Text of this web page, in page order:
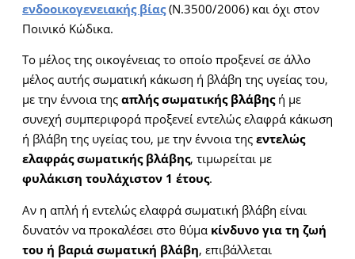
ενδοοικογενειακής βίας(Ν.3500/2006) και όχι στον
Ποινικό Κώδικα.
Το μέλος της οικογένειας το οποίο προξενεί σε άλλο
μέλος αυτής σωματική κάκωση ή βλάβη της υγείας του,
με την έννοια της απλής σωματικής βλάβηςή με
συνεχή συμπεριφορά προξενεί εντελώς ελαφρά κάκωση
ή βλάβη της υγείας του, με την έννοια της εντελώς
ελαφράς σωματικής βλάβης, τιμωρείται με
φυλάκιση τουλάχιστον 1 έτους.
Αν η απλή ή εντελώς ελαφρά σωματική βλάβη είναι
δυνατόν να προκαλέσει στο θύμα κίνδυνο για τη ζωή
του ή βαριά σωματική βλάβη, επιβάλλεται